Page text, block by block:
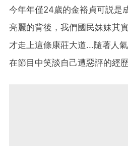
今年年僅24歲的金裕貞可説是
亮麗的背後，我們國民妹妹其
才走上這條康莊大道...隨著人
在節目中笑談自己遭惡評的經歷